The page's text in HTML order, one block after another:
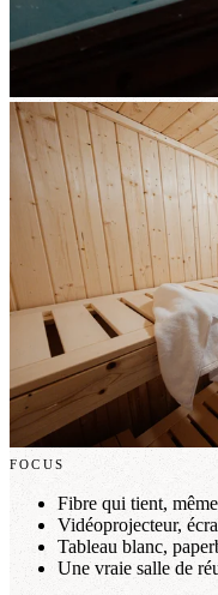
FOCUS
Fibre qui tient,
Vidéoprojecteur,
Tableau blanc,
Une vraie salle de